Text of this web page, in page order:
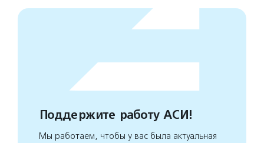
Поддержите работу АСИ!
Мы работаем, чтобы у вас была актуальная